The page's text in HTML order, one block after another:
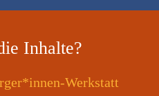
Inhalte?
Werkstatt